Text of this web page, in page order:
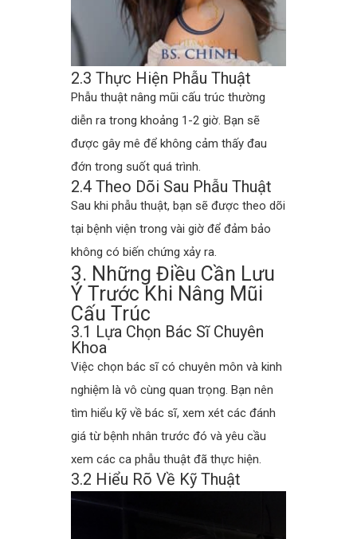
2.3 Thực Hiện Phẫu Thuật
Phẫu thuật nâng mũi cấu trúc thường
diễn ra trong khoảng 1-2 giờ. Bạn sẽ
được gây mê để không cảm thấy đau
đớn trong suốt quá trình.
2.4 Theo Dõi Sau Phẫu Thuật
Sau khi phẫu thuật, bạn sẽ được theo dõi
tại bệnh viện trong vài giờ để đảm bảo
không có biến chứng xảy ra.
3. Những Điều Cần Lưu
Ý Trước Khi Nâng Mũi
Cấu Trúc
3.1 Lựa Chọn Bác Sĩ Chuyên
Khoa
Việc chọn bác sĩ có chuyên môn và kinh
nghiệm là vô cùng quan trọng. Bạn nên
tìm hiểu kỹ về bác sĩ, xem xét các đánh
giá từ bệnh nhân trước đó và yêu cầu
xem các ca phẫu thuật đã thực hiện.
3.2 Hiểu Rõ Về Kỹ Thuật